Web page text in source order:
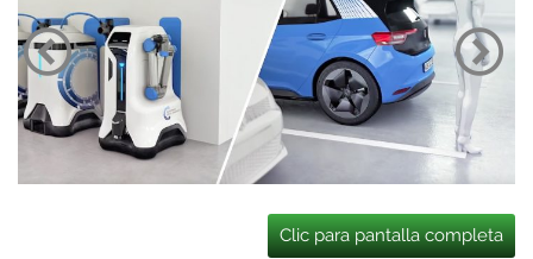
Clic para pantalla completa